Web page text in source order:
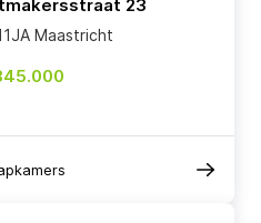
23
Maastricht